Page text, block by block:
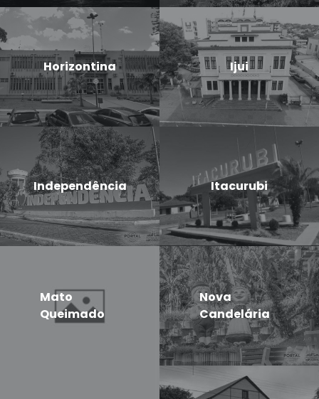
Horizontina Ijui
Independência Itacurubi
Mato
Queimado
Nova
Candelária